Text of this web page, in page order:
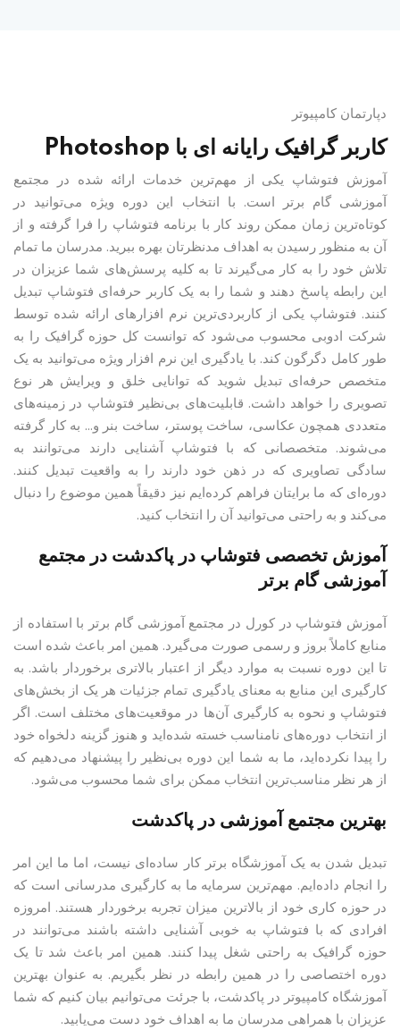
دپارتمان کامپیوتر
کاربر گرافیک رایانه ای با Photoshop
آموزش فتوشاپ یکی از مهم‌ترین خدمات ارائه شده در مجتمع
آموزشی گام برتر است. با انتخاب این دوره ویژه می‌توانید در
کوتاه‌ترین زمان ممکن روند کار با برنامه فتوشاپ را فرا گرفته و از
آن به منظور رسیدن به اهداف مدنظرتان بهره ببرید. مدرسان ما تمام
تلاش خود را به کار می‌گیرند تا به کلیه پرسش‌های شما عزیزان در
این رابطه پاسخ دهند و شما را به یک کاربر حرفه‌ای فتوشاپ تبدیل
کنند. فتوشاپ یکی از کاربردی‌ترین نرم افزارهای ارائه شده توسط
شرکت ادوبی محسوب می‌شود که توانست کل حوزه گرافیک را به
طور کامل دگرگون کند. با یادگیری این نرم افزار ویژه می‌توانید به یک
متخصص حرفه‌ای تبدیل شوید که توانایی خلق و ویرایش هر نوع
تصویری را خواهد داشت. قابلیت‌های بی‌نظیر فتوشاپ در زمینه‌های
متعددی همچون عکاسی، ساخت پوستر،‌ ساخت بنر و… به کار گرفته
می‌شوند. متخصصانی که با فتوشاپ آشنایی دارند می‌توانند به
سادگی تصاویری که در ذهن خود دارند را به واقعیت تبدیل کنند.
دوره‌ای که ما برایتان فراهم کرده‌ایم نیز دقیقاً همین موضوع را دنبال
می‌کند و به راحتی می‌توانید آن را انتخاب کنید.
آموزش تخصصی فتوشاپ در پاکدشت در مجتمع
آموزشی گام برتر
آموزش فتوشاپ در کورل در مجتمع آموزشی گام برتر با استفاده از
منابع کاملاً بروز و رسمی صورت می‌گیرد. همین امر باعث شده است
تا این دوره نسبت به موارد دیگر از اعتبار بالاتری برخوردار باشد. به
کارگیری این منابع به معنای یادگیری تمام جزئیات هر یک از بخش‌های
فتوشاپ و نحوه به کارگیری آن‌ها در موقعیت‌های مختلف است. اگر
از انتخاب دوره‌های نامناسب خسته شده‌اید و هنوز گزینه دلخواه خود
را پیدا نکرده‌اید، ما به شما این دوره بی‌نظیر را پیشنهاد می‌دهیم که
از هر نظر مناسب‌ترین انتخاب ممکن برای شما محسوب می‌شود.
بهترین مجتمع آموزشی در پاکدشت
تبدیل شدن به یک آموزشگاه برتر کار ساده‌ای نیست، اما ما این امر
را انجام داده‌ایم. مهم‌ترین سرمایه‌ ما به کارگیری مدرسانی است که
در حوزه کاری خود از بالاترین میزان تجربه برخوردار هستند. امروزه
افرادی که با فتوشاپ به خوبی آشنایی داشته باشند می‌توانند در
حوزه گرافیک به راحتی شغل پیدا کنند. همین امر باعث شد تا یک
دوره اختصاصی را در همین رابطه در نظر بگیریم. به عنوان بهترین
آموزشگاه کامپیوتر در پاکدشت، با جرئت می‌توانیم بیان کنیم که شما
عزیزان با همراهی مدرسان ما به اهداف خود دست می‌يابید.